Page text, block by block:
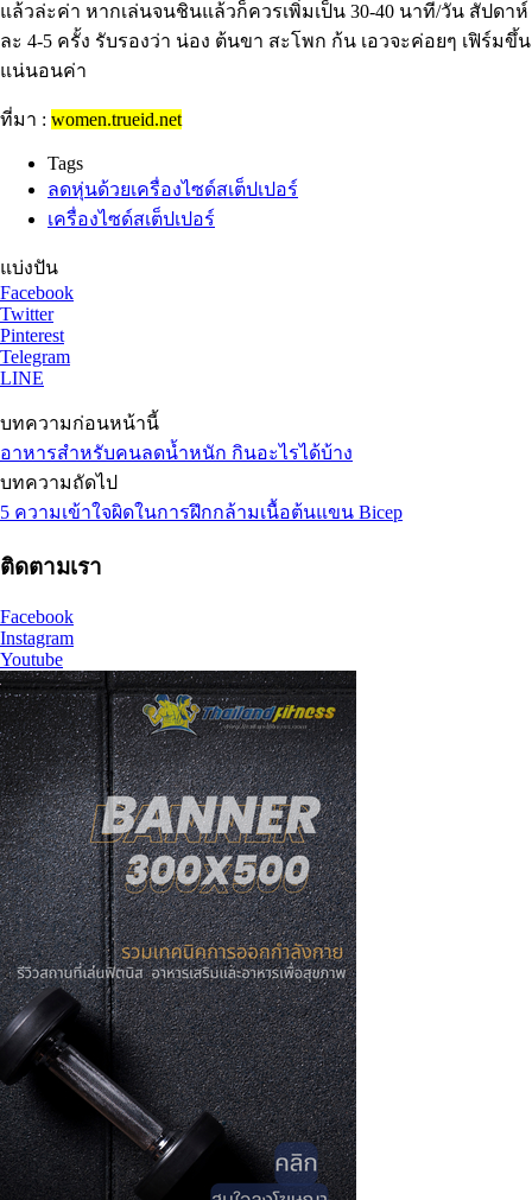
แล้วล่ะค่า หากเล่นจนชินแล้วก็ควรเพิ่มเป็น 30-40 นาที/วัน สัปดาห์
ละ 4-5 ครั้ง รับรองว่า น่อง ต้นขา สะโพก ก้น เอวจะค่อยๆ เฟิร์มขึ้น
แน่นอนค่า
ที่มา : women.trueid.net
Tags
ลดหุ่นด้วยเครื่องไซด์สเต็ปเปอร์
เครื่องไซด์สเต็ปเปอร์
แบ่งปัน
Facebook
Twitter
Pinterest
Telegram
LINE
บทความก่อนหน้านี้
อาหารสำหรับคนลดน้ำหนัก กินอะไรได้บ้าง
บทความถัดไป
5 ความเข้าใจผิดในการฝึกกล้ามเนื้อต้นแขน Bicep
ติดตามเรา
Facebook
Instagram
Youtube